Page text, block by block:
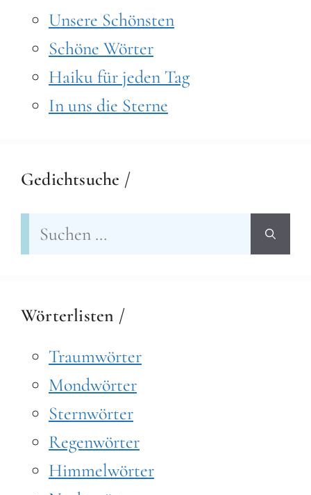
Unsere Schönsten
Schöne Wörter
Haiku für jeden Tag
In uns die Sterne
Gedichtsuche /
Suchen
nach:
Wörterlisten /
Traumwörter
Mondwörter
Sternwörter
Regenwörter
Himmelwörter